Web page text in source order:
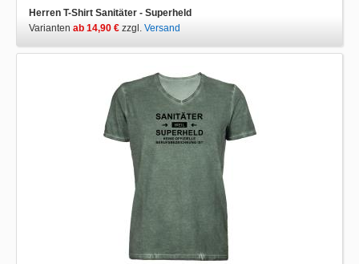
Herren T-Shirt Sanitäter - Superheld
Varianten ab 14,90 € zzgl. Versand